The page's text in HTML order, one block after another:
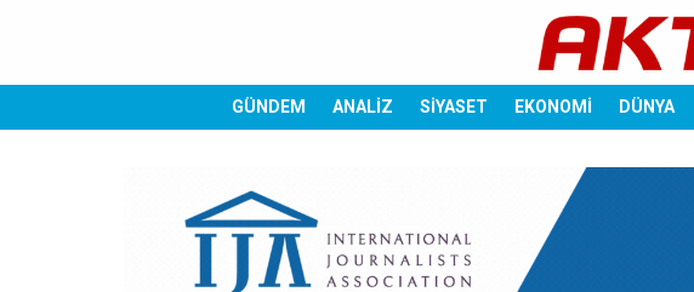
GÜNDEM ANALİZ SİYASET EKONOMİ DÜNYA